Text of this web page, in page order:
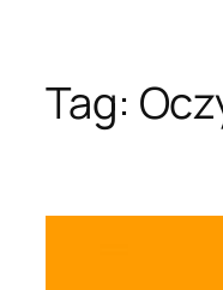
Tag: